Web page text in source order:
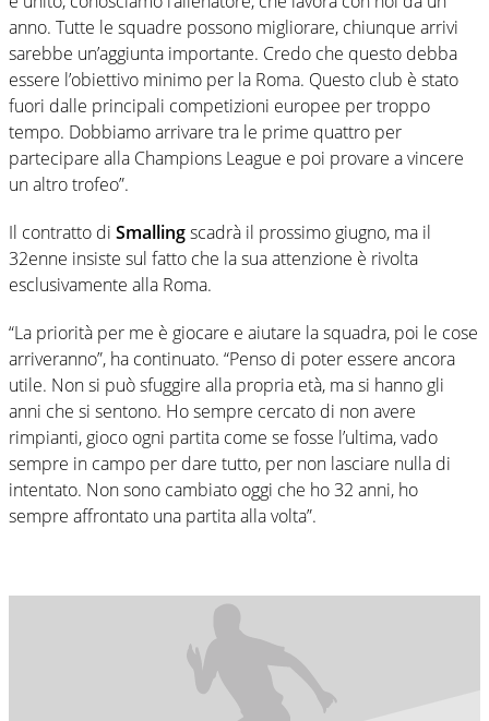
anno. Tutte le squadre possono migliorare, chiunque arrivi
sarebbe un’aggiunta importante. Credo che questo debba
essere l’obiettivo minimo per la Roma. Questo club è stato
fuori dalle principali competizioni europee per troppo
tempo. Dobbiamo arrivare tra le prime quattro per
partecipare alla Champions League e poi provare a vincere
un altro trofeo”.
Il contratto di Smallingscadrà il prossimo giugno, ma il
32enne insiste sul fatto che la sua attenzione è rivolta
esclusivamente alla Roma.
“La priorità per me è giocare e aiutare la squadra, poi le cose
arriveranno”, ha continuato. “Penso di poter essere ancora
utile. Non si può sfuggire alla propria età, ma si hanno gli
anni che si sentono. Ho sempre cercato di non avere
rimpianti, gioco ogni partita come se fosse l’ultima, vado
sempre in campo per dare tutto, per non lasciare nulla di
intentato. Non sono cambiato oggi che ho 32 anni, ho
sempre affrontato una partita alla volta”.